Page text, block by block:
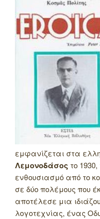
εμφανίζεται στα
Λεμονοδάσος το
ενθουσιασμό από το
σε δύο πολέμους που
αποτέλεσε μια
λογοτεχνίας, ένας